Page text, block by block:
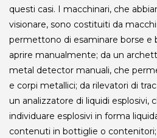
questi casi. I macchinari, che
visionare, sono costituiti da
permettono di esaminare borse e
aprire manualmente; da un
metal detector manuali, che
e corpi metallici; da rilevatori di
un analizzatore di liquidi esplosivi,
individuare esplosivi in forma
contenuti in bottiglie o